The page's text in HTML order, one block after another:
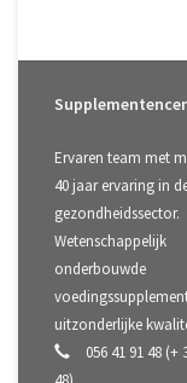
Ervaren team met
40 jaar ervaring in
gezondheidssector.
Wetenschappelijk
onderbouwde
uitzonderlijke
056 41 91 48 (+